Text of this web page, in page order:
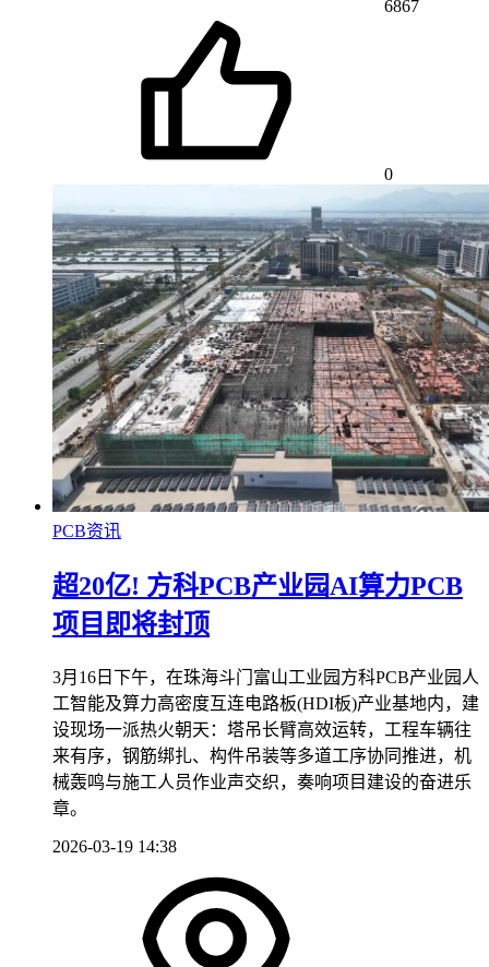
6867
0
PCB资讯
超20亿! 方科PCB产业园AI算力PCB
项目即将封顶
3月16日下午，在珠海斗门富山工业园方科PCB产业园人
工智能及算力高密度互连电路板(HDI板)产业基地内，建
设现场一派热火朝天：塔吊长臂高效运转，工程车辆往
来有序，钢筋绑扎、构件吊装等多道工序协同推进，机
械轰鸣与施工人员作业声交织，奏响项目建设的奋进乐
章。
2026-03-19 14:38